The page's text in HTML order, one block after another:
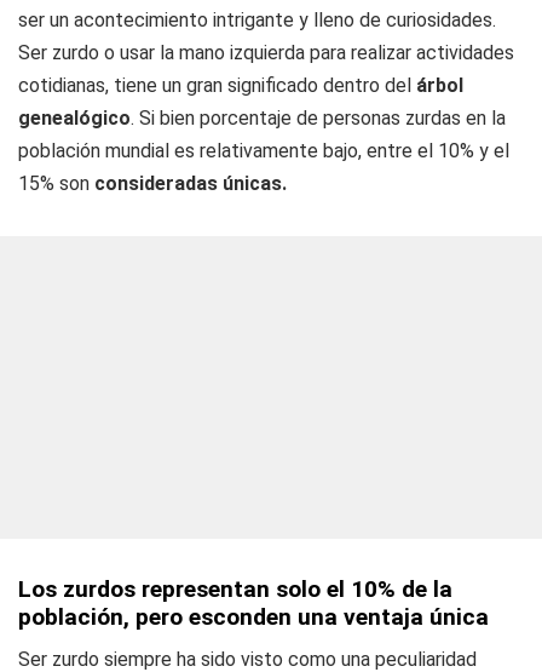
ser un acontecimiento intrigante y lleno de curiosidades.
Ser zurdo o usar la mano izquierda para realizar actividades
cotidianas, tiene un gran significado dentro del árbol
genealógico. Si bien porcentaje de personas zurdas en la
población mundial es relativamente bajo, entre el 10% y el
15% son consideradas únicas.
Los zurdos representan solo el 10% de la
población, pero esconden una ventaja única
Ser zurdo siempre ha sido visto como una peculiaridad